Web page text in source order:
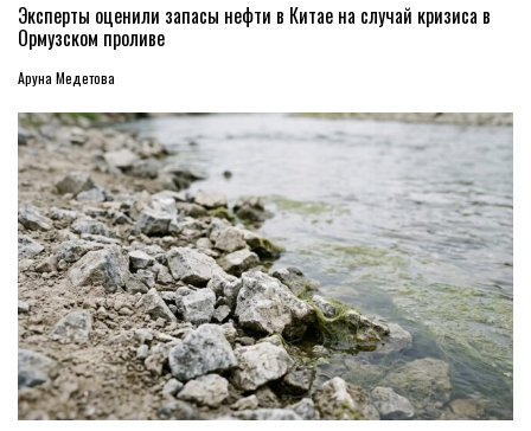
Эксперты оценили запасы нефти в Китае на случай кризиса в
Ормузском проливе
Аруна Медетова